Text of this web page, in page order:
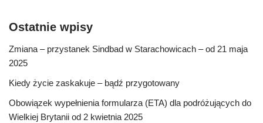
Ostatnie wpisy
Zmiana – przystanek Sindbad w Starachowicach – od 21 maja
2025
Kiedy życie zaskakuje – bądź przygotowany
Obowiązek wypełnienia formularza (ETA) dla podróżujących do
Wielkiej Brytanii od 2 kwietnia 2025